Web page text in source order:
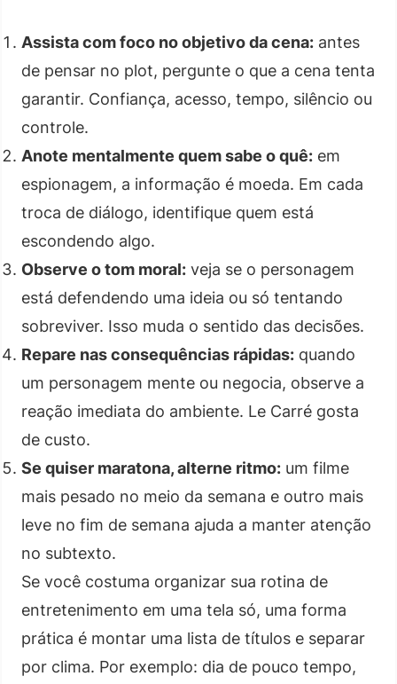
Assista com foco no objetivo da cena: antes
de pensar no plot, pergunte o que a cena tenta
garantir. Confiança, acesso, tempo, silêncio ou
controle.
Anote mentalmente quem sabe o quê: em
espionagem, a informação é moeda. Em cada
troca de diálogo, identifique quem está
escondendo algo.
Observe o tom moral: veja se o personagem
está defendendo uma ideia ou só tentando
sobreviver. Isso muda o sentido das decisões.
Repare nas consequências rápidas: quando
um personagem mente ou negocia, observe a
reação imediata do ambiente. Le Carré gosta
de custo.
Se quiser maratona, alterne ritmo: um filme
mais pesado no meio da semana e outro mais
leve no fim de semana ajuda a manter atenção
no subtexto.
Se você costuma organizar sua rotina de
entretenimento em uma tela só, uma forma
prática é montar uma lista de títulos e separar
por clima. Por exemplo: dia de pouco tempo,